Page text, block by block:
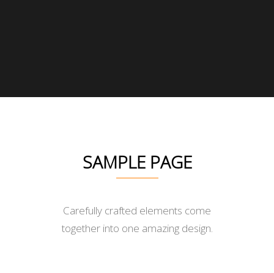
SAMPLE PAGE
Carefully crafted elements come
together into one amazing design.